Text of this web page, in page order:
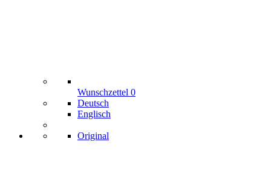
Wunschzettel 0
Deutsch
Englisch
Original